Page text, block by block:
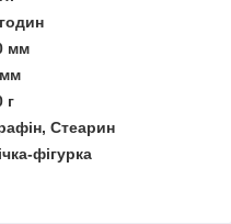
мм
г
Стеарин
фігурка